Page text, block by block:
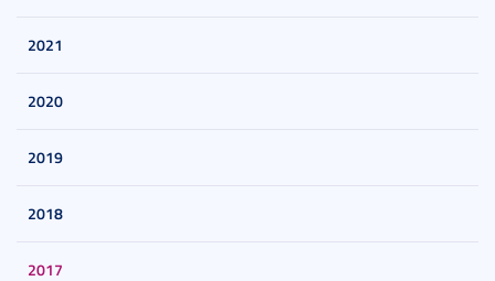
2021
2020
2019
2018
2017